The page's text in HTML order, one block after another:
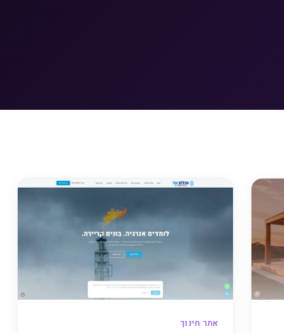
אתר חינוך